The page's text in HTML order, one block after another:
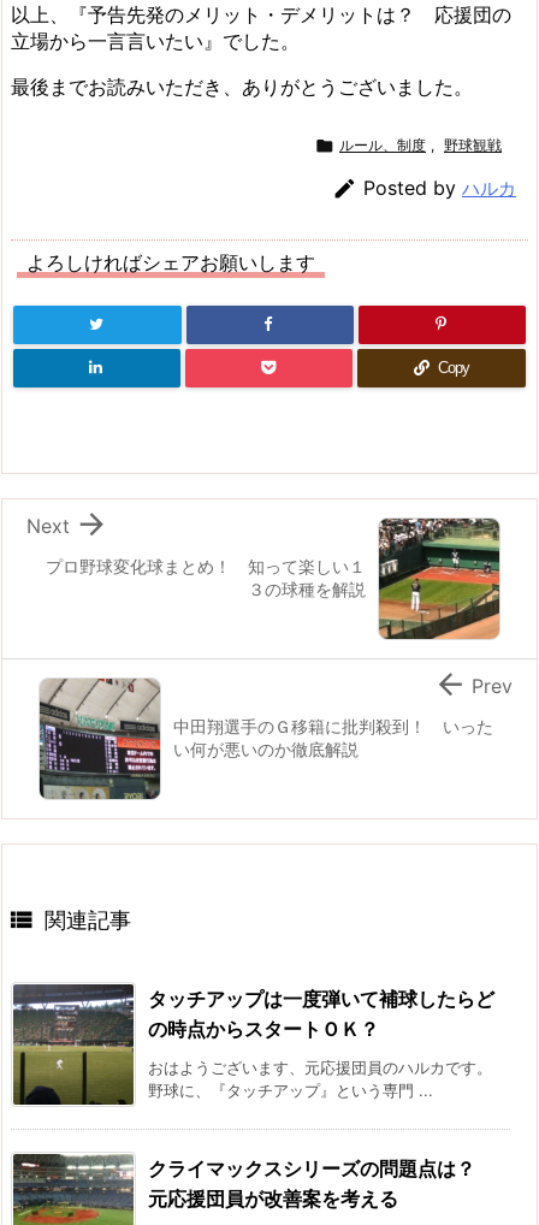
以上、『予告先発のメリット・デメリットは？ 応援団の
立場から一言言いたい』でした。
最後までお読みいただき、ありがとうございました。
 ルール、制度 , 野球観戦
 Posted by ハルカ
よろしければシェアお願いします
Copy
プロ野球変化球まとめ！ 知って楽しい１
３の球種を解説

Next
中田翔選手のＧ移籍に批判殺到！ いった
い何が悪いのか徹底解説
 Prev
 関連記事
タッチアップは一度弾いて補球したらど
の時点からスタートＯＫ？
おはようございます、元応援団員のハルカです。
野球に、『タッチアップ』という専門 ...
クライマックスシリーズの問題点は？
元応援団員が改善案を考える